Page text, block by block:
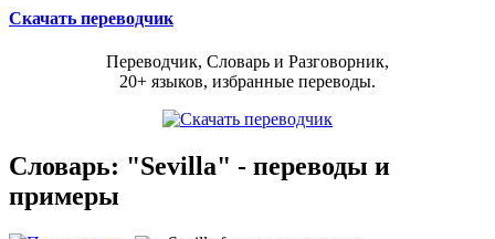
Скачать переводчик
Переводчик, Словарь и Разговорник,
20+ языков, избранные переводы.
Словарь: "Sevilla" - переводы и
примеры